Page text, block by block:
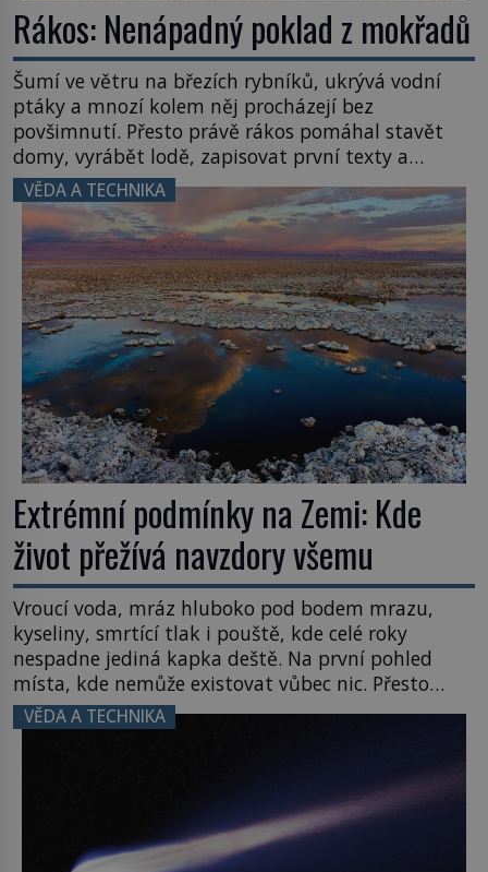
Rákos: Nenápadný poklad z mokřadů
Šumí ve větru na březích rybníků, ukrývá vodní
ptáky a mnozí kolem něj procházejí bez
povšimnutí. Přesto právě rákos pomáhal stavět
domy, vyrábět lodě, zapisovat první texty a
inspiroval řadu pověstí. Tato skromná, ale
užitečná rostlina provází člověka už tisíce let.
Většina lidí vnímá rákos jen jako obyčejnou kulisu
letního koupání. Stačí se však podívat […]
VĚDA A TECHNIKA
Extrémní podmínky na Zemi: Kde
život přežívá navzdory všemu
Vroucí voda, mráz hluboko pod bodem mrazu,
kyseliny, smrtící tlak i pouště, kde celé roky
nespadne jediná kapka deště. Na první pohled
místa, kde nemůže existovat vůbec nic. Přesto
právě tady vědci objevují organismy, které
posouvají hranice života. Každý nový nález mění
naše představy o tom, co všechno dokáže příroda a
napovídá, kde bychom jednou […]
VĚDA A TECHNIKA